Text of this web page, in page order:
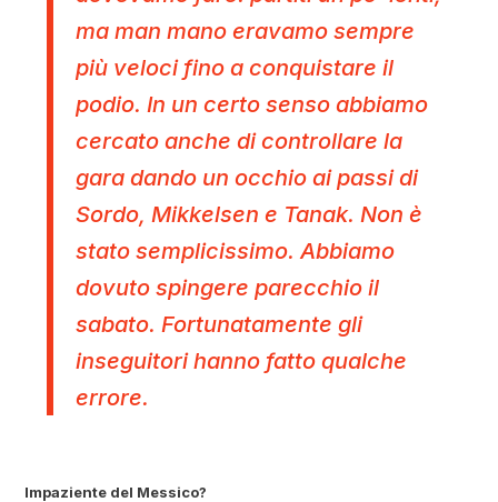
ma man mano eravamo sempre
più veloci fino a conquistare il
podio. In un certo senso abbiamo
cercato anche di controllare la
gara dando un occhio ai passi di
Sordo, Mikkelsen e Tanak. Non è
stato semplicissimo. Abbiamo
dovuto spingere parecchio il
sabato. Fortunatamente gli
inseguitori hanno fatto qualche
errore.
Impaziente del Messico?